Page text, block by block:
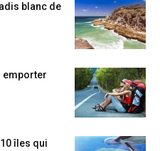
blanc de
emporter
îles qui